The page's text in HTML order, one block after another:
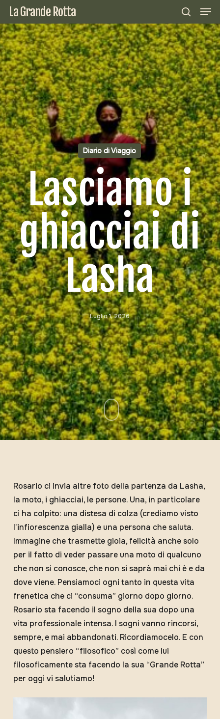
Skip
main
content
La Grande Rotta
search
Diario di Viaggio
Lasciamo i
ghiacciai di
Lasha
Luglio 1, 2026
Rosario ci invia altre foto della partenza da Lasha,
la moto, i ghiacciai, le persone. Una, in particolare
ci ha colpito: una distesa di colza (crediamo visto
l’infiorescenza gialla) e una persona che saluta.
Immagine che trasmette gioia, felicità anche solo
per il fatto di veder passare una moto di qualcuno
che non si conosce, che non si saprà mai chi è e da
dove viene. Pensiamoci ogni tanto in questa vita
frenetica che ci “consuma” giorno dopo giorno.
Rosario sta facendo il sogno della sua dopo una
vita professionale intensa. I sogni vanno rincorsi,
sempre, e mai abbandonati. Ricordiamocelo. E con
questo pensiero “filosofico” così come lui
filosoficamente sta facendo la sua “Grande Rotta”
per oggi vi salutiamo!
Close
Menu